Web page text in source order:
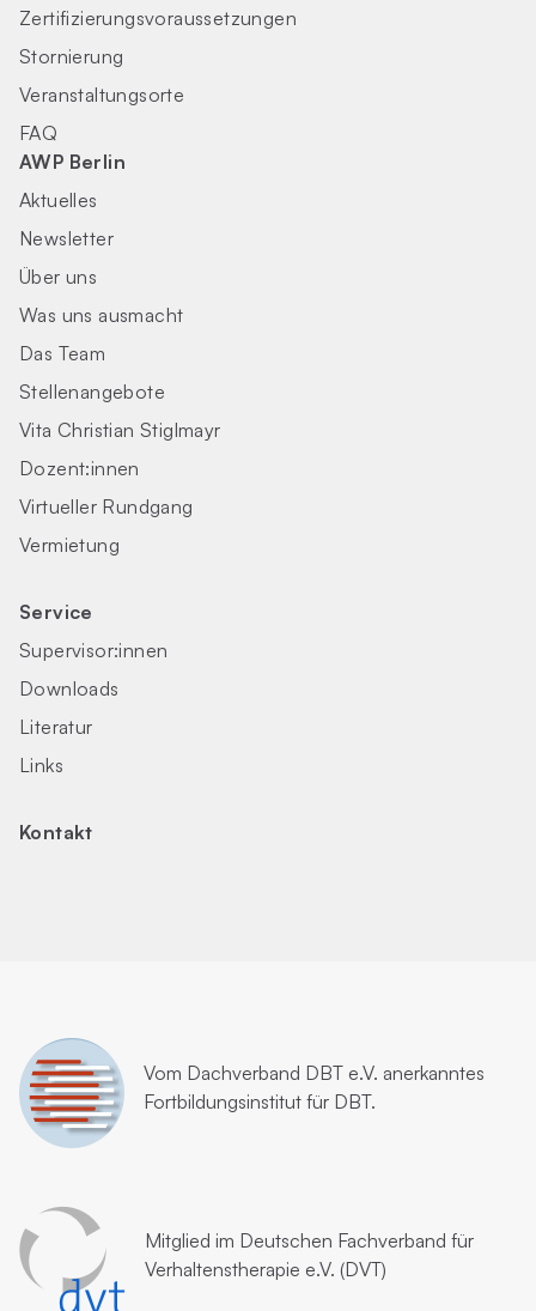
Zertifizierungs­voraus­setzungen
Stornierung
Veranstaltungsorte
FAQ
AWP Berlin
Aktuelles
Newsletter
Über uns
Was uns ausmacht
Das Team
Stellenangebote
Vita Christian Stiglmayr
Dozent:innen
Virtueller Rundgang
Vermietung
Service
Supervisor:innen
Downloads
Literatur
Links
Kontakt
Vom Dachverband DBT e.V. anerkanntes
Fortbildungsinstitut für DBT.
Mitglied im Deutschen Fachverband für
Verhaltenstherapie e.V. (DVT)